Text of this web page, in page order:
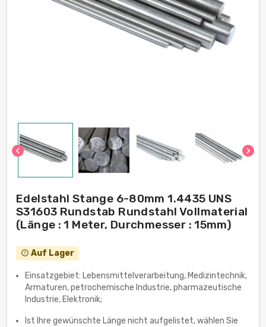
chevron_left chevron_right
Edelstahl Stange 6-80mm 1.4435 UNS
S31603 Rundstab Rundstahl Vollmaterial
(Länge : 1 Meter, Durchmesser : 15mm)
error_outline Auf Lager
Einsatzgebiet: Lebensmittelverarbeitung, Medizintechnik,
Armaturen, petrochemische Industrie, pharmazeutische
Industrie, Elektronik;
Ist Ihre gewünschte Länge nicht aufgelistet, wählen Sie